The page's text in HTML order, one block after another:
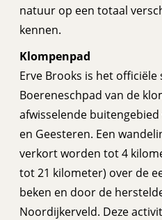
natuur op een totaal
kennen.
Klompenpad
Erve Brooks is het
Boereneschpad van de
afwisselende
en Geesteren. Een
verkort worden tot 4
tot 21 kilometer) over de
beken en door de
Noordijkerveld. Deze